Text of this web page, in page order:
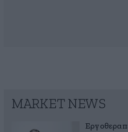
MARKET NEWS